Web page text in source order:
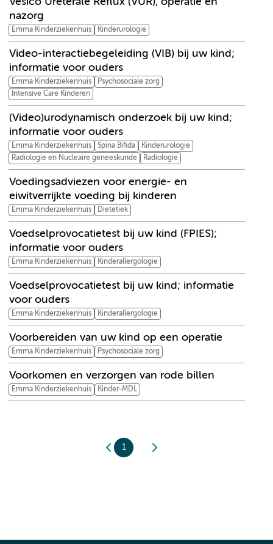
nazorg
Emma Kinderziekenhuis Kinderurologie
Video-interactiebegeleiding (VIB) bij uw kind;
informatie voor ouders
Emma Kinderziekenhuis
Psychosociale zorg
Intensive Care Kinderen
(Video)urodynamisch onderzoek bij uw kind;
informatie voor ouders
Emma Kinderziekenhuis Spina Bifida
Kinderurologie
Radiologie en Nucleaire geneeskunde
Radiologie
Voedingsadviezen voor energie- en
eiwitverrijkte voeding bij kinderen
Emma Kinderziekenhuis Dietetiek
Voedselprovocatietest bij uw kind (FPIES);
informatie voor ouders
Emma Kinderziekenhuis Kinderallergologie
Voedselprovocatietest bij uw kind; informatie
voor ouders
Emma Kinderziekenhuis Kinderallergologie
Voorbereiden van uw kind op een operatie
Emma Kinderziekenhuis Psychosociale zorg
Voorkomen en verzorgen van rode billen
Emma Kinderziekenhuis Kinder-MDL
1